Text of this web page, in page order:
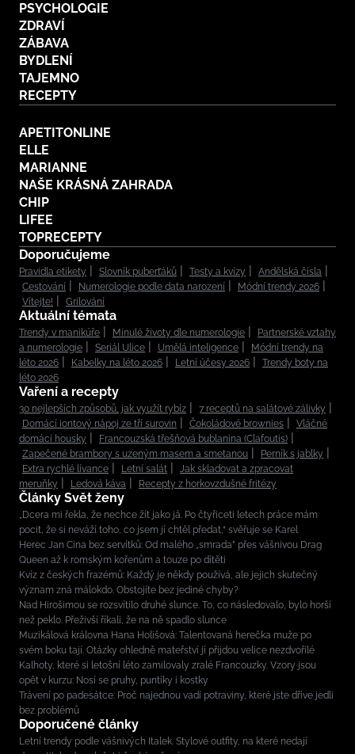
PSYCHOLOGIE
ZDRAVÍ
ZÁBAVA
BYDLENÍ
TAJEMNO
RECEPTY
APETITONLINE
ELLE
MARIANNE
NAŠE KRÁSNÁ ZAHRADA
CHIP
LIFEE
TOPRECEPTY
Doporučujeme
Pravidla etikety Slovník puberťáků Testy a kvízy
Andělská čísla
Cestování
Numerologie podle data narození
Módní trendy 2026
Vítejte!
Grilování
Aktuální témata
Trendy v manikúře Minulé životy dle numerologie
Partnerské vztahy
a numerologie
Seriál Ulice Umělá inteligence
Módní trendy na
léto 2026
Kabelky na léto 2026 Letní účesy 2026
Trendy boty na
léto 2026
Vaření a recepty
30 nejlepších způsobů, jak využít rybíz
7 receptů na salátové zálivky
Domácí iontový nápoj ze tří surovin
Čokoládové brownies
Vláčné
domácí housky
Francouzská třešňová bublanina (Clafoutis)
Zapečené brambory s uzeným masem a smetanou
Perník s jablky
Extra rychlé lívance
Letní salát
Jak skladovat a zpracovat
meruňky
Ledová káva Recepty z horkovzdušné fritézy
Články Svět ženy
„Dcera mi řekla, že nechce žít jako já. Po čtyřiceti letech práce mám
pocit, že si neváží toho, co jsem jí chtěl předat,“ svěřuje se Karel
Herec Jan Cina bez servítků: Od malého „smrada” přes vášnivou Drag
Queen až k romským kořenům a touze po dítěti
Kvíz z českých frazémů: Každý je někdy používá, ale jejich skutečný
význam zná málokdo. Obstojíte bez jediné chyby?
Nad Hirošimou se rozsvítilo druhé slunce. To, co následovalo, bylo horší
než peklo. Přeživší říkali, že na ně spadlo slunce
Muzikálová královna Hana Holišová: Talentovaná herečka muže po
svém boku tají. Otázky ohledně mateřství jí přijdou velice nezdvořilé
Kalhoty, které si letošní léto zamilovaly zralé Francouzky. Vzory jsou
opět v kurzu: Nosí se pruhy, puntíky i kostky
Trávení po padesátce: Proč najednou vadí potraviny, které jste dříve jedli
bez problémů
Doporučené články
Letní trendy podle vášnivých Italek. Stylové outfity, na které nedají